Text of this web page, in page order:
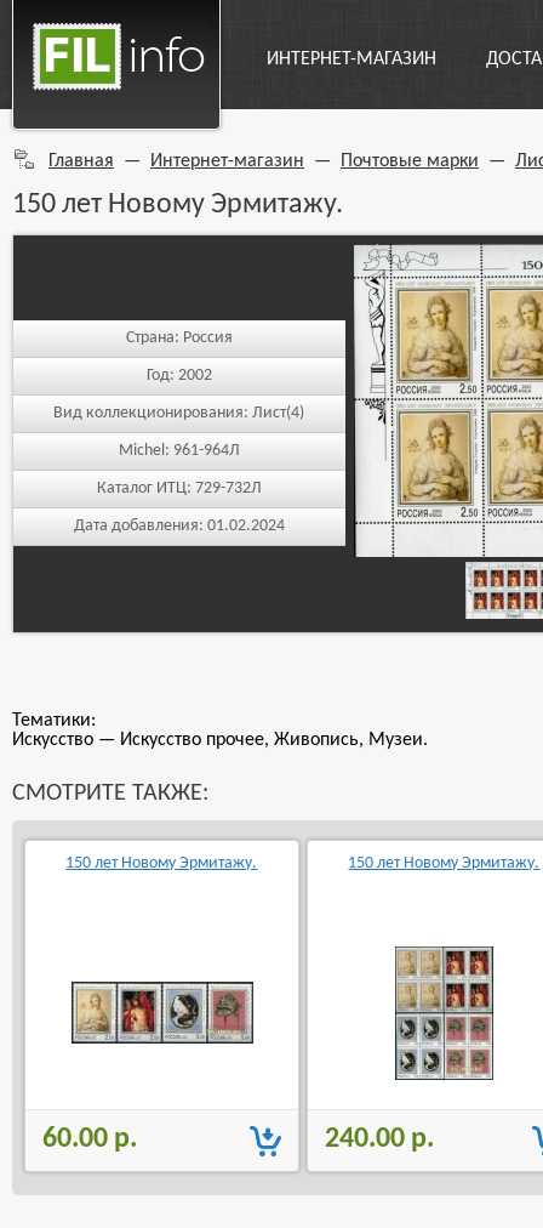
ИНТЕРНЕТ-МАГАЗИН
Главная — Интернет-магазин — Почтовые марки —
150 лет Новому Эрмитажу.
Страна: Россия
Год: 2002
Вид коллекционирования:Лист(4)
Michel: 961-964Л
Каталог ИТЦ: 729-732Л
Дата добавления: 01.02.2024
Тематики:
Искусство — Искусство прочее, Живопись, Музеи.
СМОТРИТЕ ТАКЖЕ:
150 лет Новому Эрмитажу.
60.00 р.
150 лет Новому Эрмитажу.
240.00 р.